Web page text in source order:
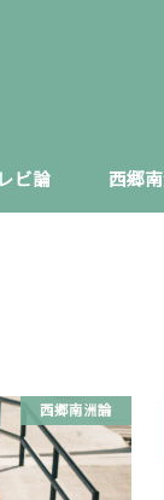
ビ論 西郷
西郷南洲論